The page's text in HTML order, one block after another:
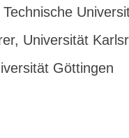
Universität
Göttingen